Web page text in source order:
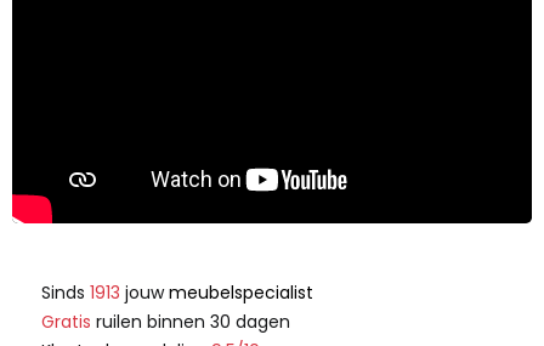
Sinds 1913 jouwmeubelspecialist
Gratis ruilen binnen 30 dagen